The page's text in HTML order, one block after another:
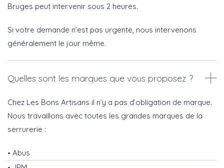
Bruges peut intervenir sous 2 heures.
Si votre demande n’est pas urgente, nous intervenons
généralement le jour même.
Quelles sont les marques que vous proposez ?
Chez Les Bons Artisans il n’y a pas d’obligation de marque.
Nous travaillons avec toutes les grandes marques de la
serrurerie :
Abus